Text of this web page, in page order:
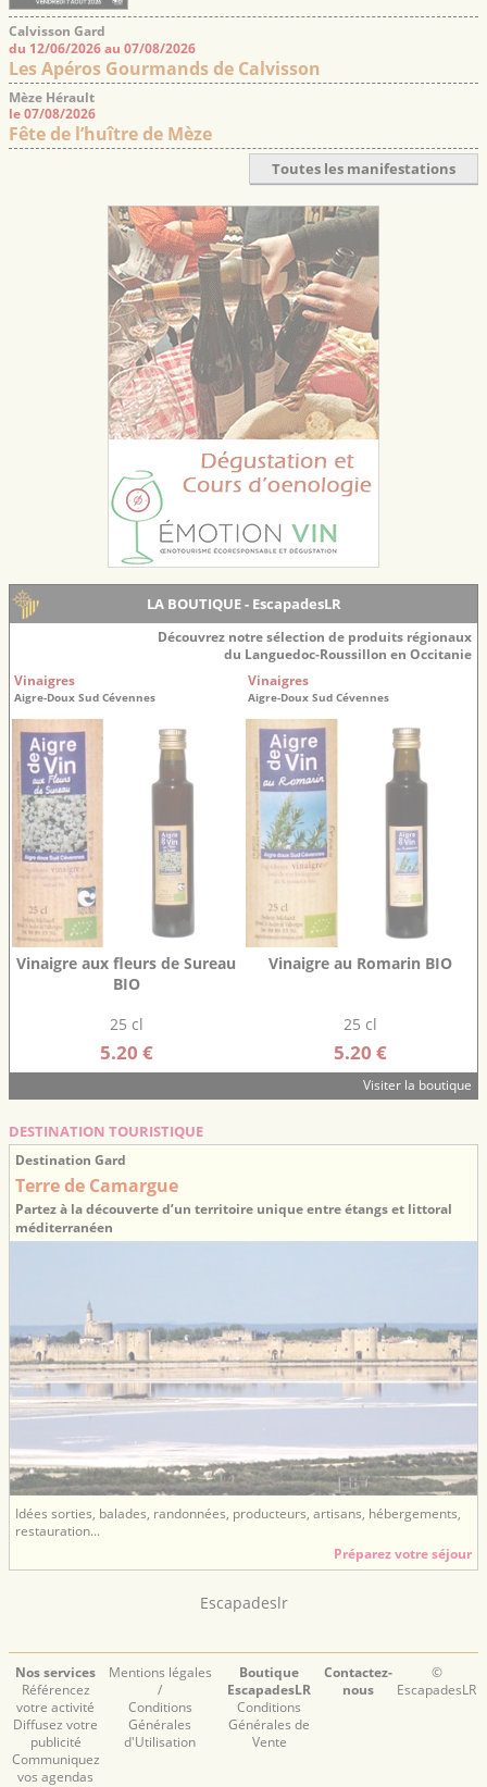
Calvisson Gard
du 12/06/2026 au 07/08/2026
Les Apéros Gourmands de Calvisson
Mèze Hérault
le 07/08/2026
Fête de l’huître de Mèze
Toutes les manifestations
LA BOUTIQUE - EscapadesLR
Découvrez notre sélection de produits régionaux
du Languedoc-Roussillon en Occitanie
Vinaigres
Aigre-Doux Sud Cévennes
Vinaigre aux fleurs de Sureau
BIO
25 cl
5.20 €
Vinaigres
Aigre-Doux Sud Cévennes
Vinaigre au Romarin BIO
25 cl
5.20 €
Visiter la boutique
DESTINATION TOURISTIQUE
Destination Gard
Terre de Camargue
Partez à la découverte d’un territoire unique entre étangs et littoral
méditerranéen
Idées sorties, balades, randonnées, producteurs, artisans, hébergements,
restauration...
Préparez votre séjour
Escapadeslr
Nos services
Référencez
votre activité
Diffusez votre
publicité
Communiquez
vos agendas
Mentions légales
/
Conditions
Générales
d'Utilisation
Boutique
EscapadesLR
Conditions
Générales de
Vente
Contactez-
nous
©
EscapadesLR